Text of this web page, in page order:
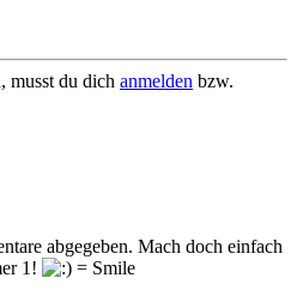
musst du dich anmelden bzw.
abgegeben. Mach doch einfach
1!